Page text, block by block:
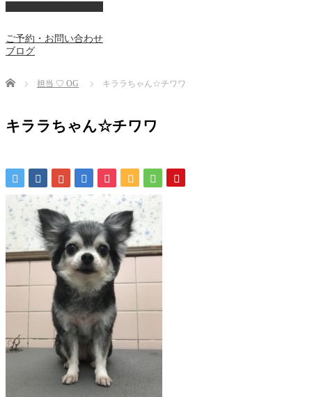
ご予約・お問い合わせ
ブログ
Home 担当 ♡ OG キララちゃん☆チワワ
キララちゃん☆チワワ